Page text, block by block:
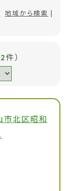
地域から検索
2 件）